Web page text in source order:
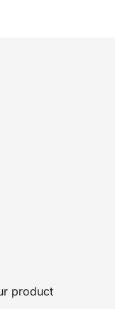
product